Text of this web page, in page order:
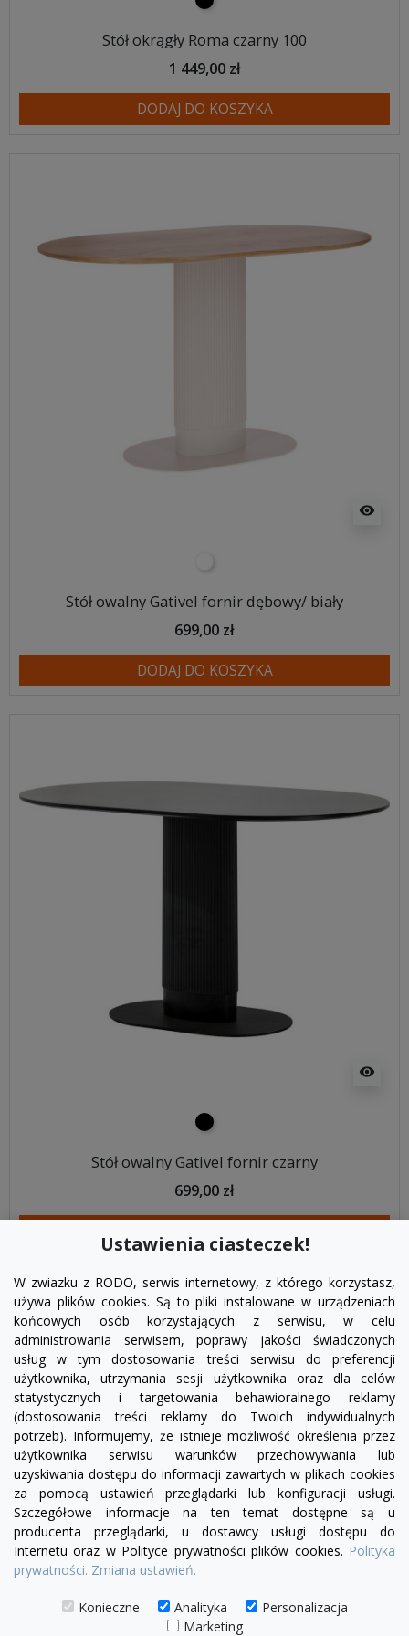
Stół okrągły Roma czarny 100
1 449,00 zł
DODAJ DO KOSZYKA
visibility
Stół owalny Gativel fornir dębowy/ biały
699,00 zł
DODAJ DO KOSZYKA
visibility
czarny
Stół owalny Gativel fornir czarny
699,00 zł
FacebookYouTubePinterest
Ustawienia ciasteczek!
W zwiazku z RODO, serwis internetowy, z którego korzystasz,
używa plików cookies. Są to pliki instalowane w urządzeniach
końcowych osób korzystających z serwisu, w celu
administrowania serwisem, poprawy jakości świadczonych
usług w tym dostosowania treści serwisu do preferencji
użytkownika, utrzymania sesji użytkownika oraz dla celów
statystycznych i targetowania behawioralnego reklamy
(dostosowania treści reklamy do Twoich indywidualnych
potrzeb). Informujemy, że istnieje możliwość określenia przez
użytkownika serwisu warunków przechowywania lub
uzyskiwania dostępu do informacji zawartych w plikach cookies
za pomocą ustawień przeglądarki lub konfiguracji usługi.
Szczegółowe informacje na ten temat dostępne są u
producenta przeglądarki, u dostawcy usługi dostępu do
Internetu oraz w Polityce prywatności plików cookies. Polityka
prywatności. Zmiana ustawień.
Konieczne Analityka
Personalizacja
Marketing
PRODUKTY

INFORMACJE
